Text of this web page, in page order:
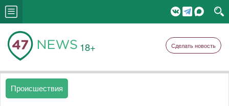
18+ Сделать новость
Происшествия